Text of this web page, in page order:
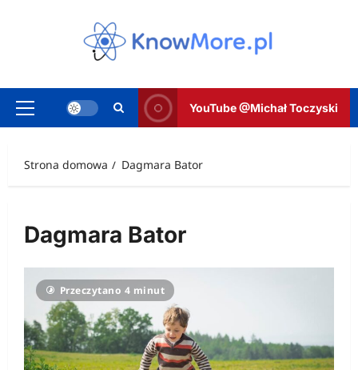
Menu
YouTube @Michał Toczyski
Strona domowa Dagmara Bator
Dagmara Bator
Przeczytano 4 minut